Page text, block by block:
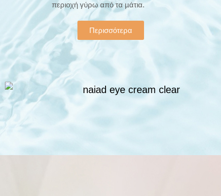
περιοχή γύρω από τα µάτια.
Περισσότερα